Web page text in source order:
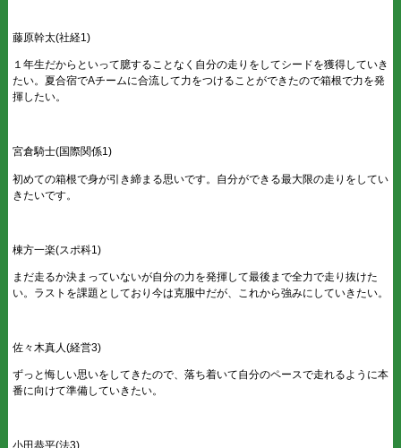
藤原幹太(社経1)
１年生だからといって臆することなく自分の走りをしてシードを獲得していき
たい。夏合宿でAチームに合流して力をつけることができたので箱根で力を発
揮したい。
宮倉騎士(国際関係1)
初めての箱根で身が引き締まる思いです。自分ができる最大限の走りをしてい
きたいです。
棟方一楽(スポ科1)
まだ走るか決まっていないが自分の力を発揮して最後まで全力で走り抜けた
い。ラストを課題としており今は克服中だが、これから強みにしていきたい。
佐々木真人(経営3)
ずっと悔しい思いをしてきたので、落ち着いて自分のペースで走れるように本
番に向けて準備していきたい。
小田恭平(法3)